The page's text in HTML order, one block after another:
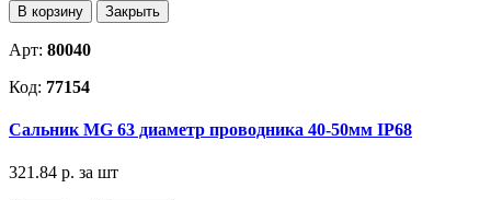
В корзину Закрыть
Арт: 80040
Код: 77154
Сальник MG 63 диаметр проводника 40-50мм IP68
321.84 р. за шт